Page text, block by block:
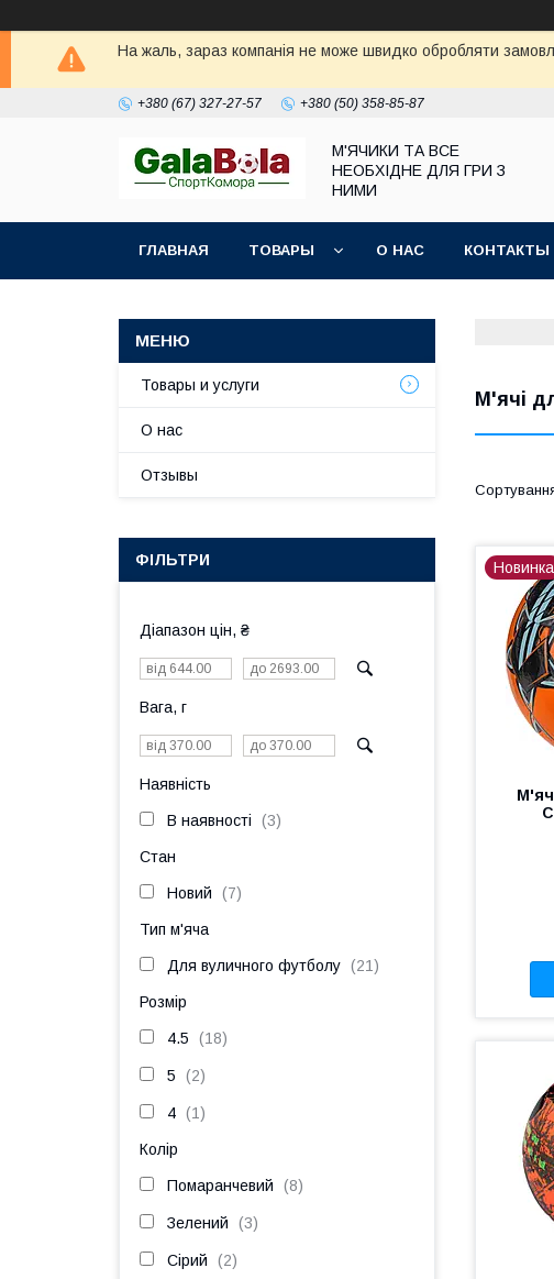
На жаль, зараз компанія не може швидко обробляти
+380 (67) 327-27-57 +380 (50) 358-85-87
М'ЯЧИКИ ТА ВСЕ
НЕОБХІДНЕ ДЛЯ ГРИ З
НИМИ
ГЛАВНАЯ ТОВАРЫ О НАС КОНТАКТЫ
М'ячі
Новинка
Товары и услуги
О нас
Отзывы
ФІЛЬТРИ
Діапазон цін, ₴
Вага, г
Наявність
В наявності 3
Стан
Новий 7
Тип м'яча
Для вуличного футболу 21
Розмір
4.5 18
5 2
4 1
Колір
Помаранчевий 8
Зелений 3
Сірий 2